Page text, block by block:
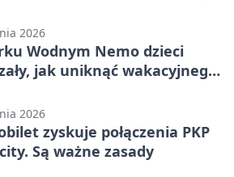
2026
Wodnym Nemo dzieci
jak uniknąć wakacyjnego
2026
zyskuje połączenia PKP
Są ważne zasady